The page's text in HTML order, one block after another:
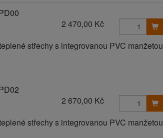
2 470,00 Kč
střechy s integrovanou PVC manžetou
2 670,00 Kč
střechy s integrovanou PVC manžetou